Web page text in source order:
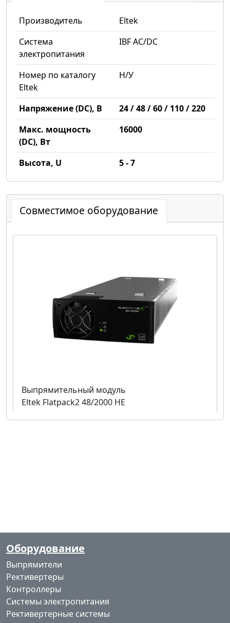
Производитель
Eltek
Система
электропитания
IBF AC/DC
Номер по каталогу
Eltek
Н/У
Напряжение (DC), В
24 / 48 / 60 / 110 / 220
Макс. мощность
(DC), Вт
16000
Высота, U 5 - 7
Совместимое оборудование
Выпрямительный модуль
Eltek Flatpack2 48/2000 HE
Перейти
Выпрямительный модуль
Eltek Flatpack2 220V/2000W HE
Оборудование
Выпрямители
Рективертеры
Контроллеры
Системы электропитания
Рективертерные системы